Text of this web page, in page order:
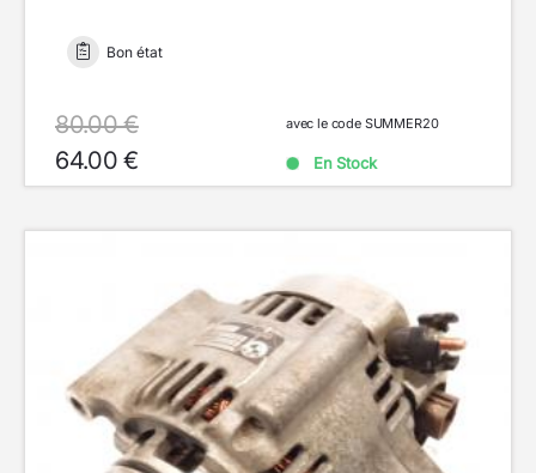
Bon état
80.00 €
64.00 €
avec le code SUMMER20
En Stock